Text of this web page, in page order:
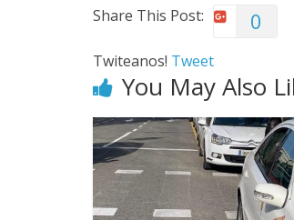
Share This Post: 0
Twiteanos! Tweet
You May Also